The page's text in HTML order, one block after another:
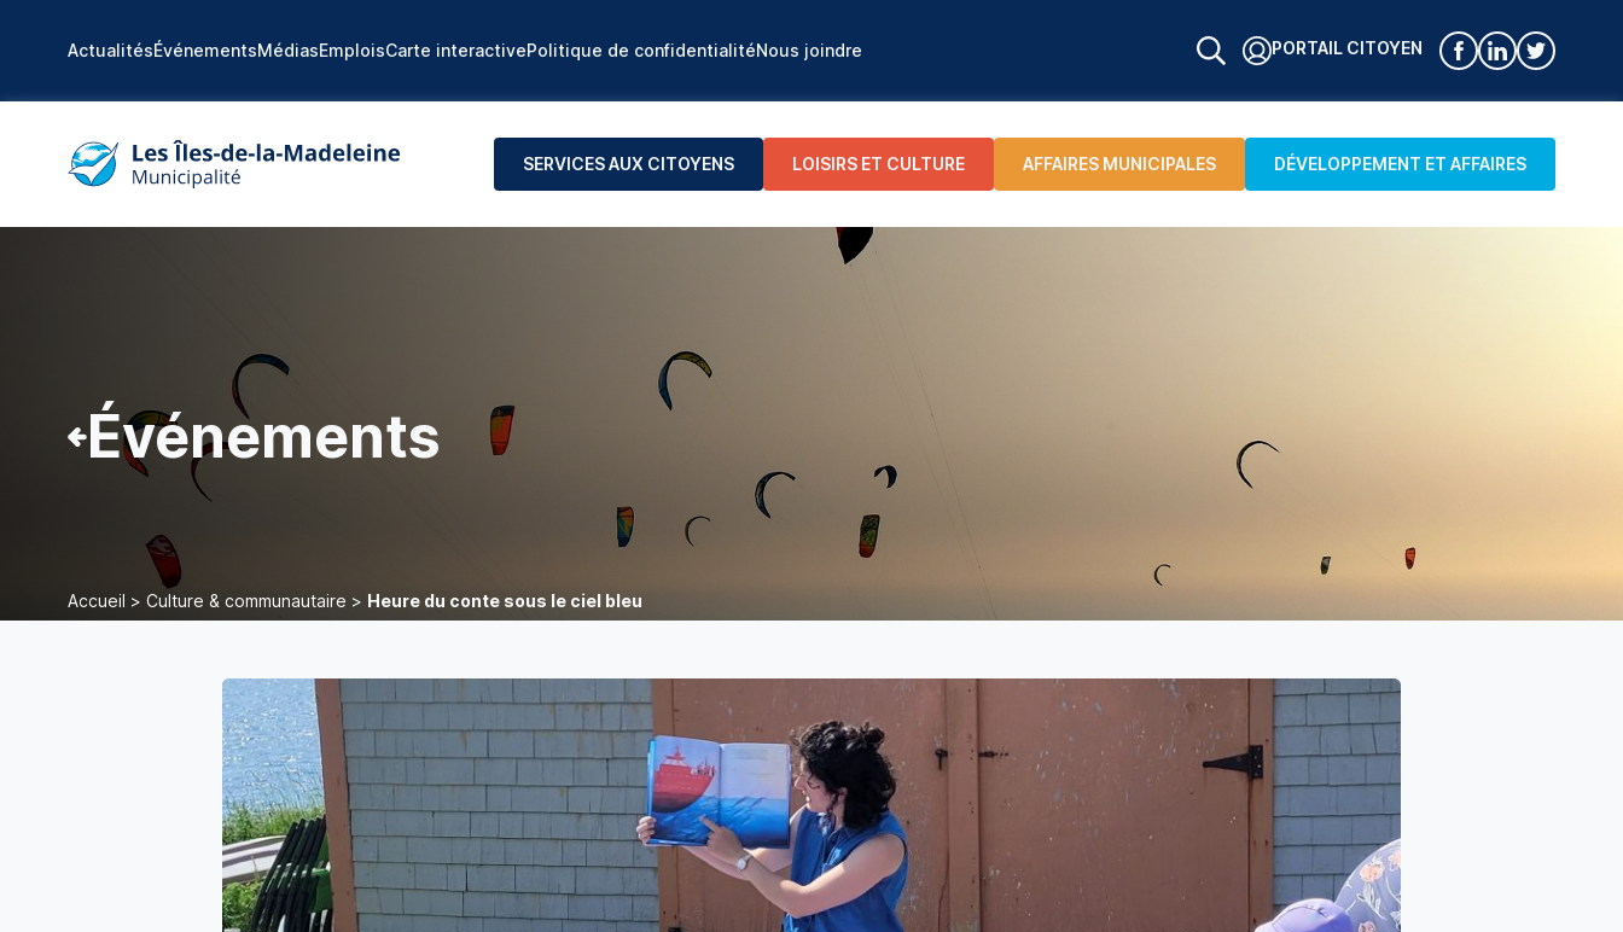
ActualitésÉvénementsMédiasEmploisCarte interactivePolitique de confidentialitéNous joindre PORTAIL CITOYEN
SERVICES AUX CITOYENS LOISIRS ET CULTURE AFFAIRES MUNICIPALES DÉVELOPPEMENT ET AFFAIRES
Événements
Accueil > Culture & communautaire > Heure du conte sous le ciel bleu